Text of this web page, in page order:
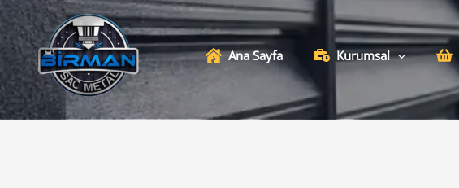
İçeriğe
atla
Ana Sayfa
Kurumsal